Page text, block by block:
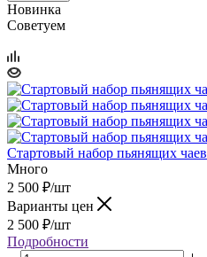
Новинка
Советуем
Стартовый набор пьянящих чаев
Много
2 500 ₽/шт
Варианты цен
2 500 ₽/шт
Подробности